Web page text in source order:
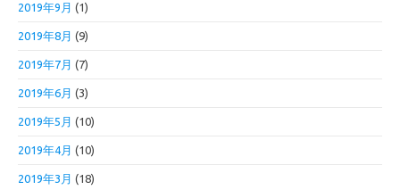
2019年9月 (1)
2019年8月 (9)
2019年7月 (7)
2019年6月 (3)
2019年5月 (10)
2019年4月 (10)
2019年3月 (18)